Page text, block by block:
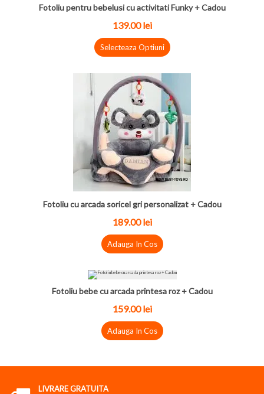
Fotoliu pentru bebelusi cu activitati Funky + Cadou
139.00 lei
Selecteaza Optiuni
Fotoliu cu arcada soricel gri personalizat + Cadou
189.00 lei
Adauga In Cos
Fotoliu bebe cu arcada printesa roz + Cadou
159.00 lei
Adauga In Cos
LIVRARE GRATUITA